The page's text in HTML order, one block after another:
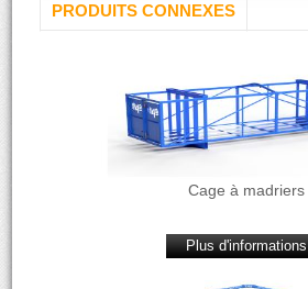
PRODUITS CONNEXES
Cage à madriers
Plus d'informations